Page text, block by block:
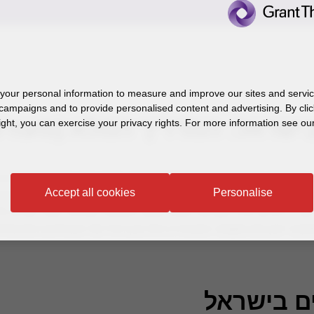
המדריך המלא (מעודכן ל-
מעמיקה של הוראות פקודת מס הכנסה, אשר עברו שינויים
ומגדיר ארבעה סוגים עיקריים. הבנה נכונה של סיווג
– היא קריטית לקביעת חבות המס, וחשובה במיוחד עבור עולים
מס מקצועי המבטיח ניהול נכון ויעיל של חובותיכם
בישראל
personal information to measure and improve our sites and
and to provide personalised content and advertising. By
you can exercise your privacy rights. For more information see
Accept all cookies Personalise